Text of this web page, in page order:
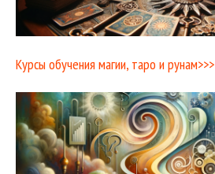
Курсы обучения магии, таро и рунам>>>